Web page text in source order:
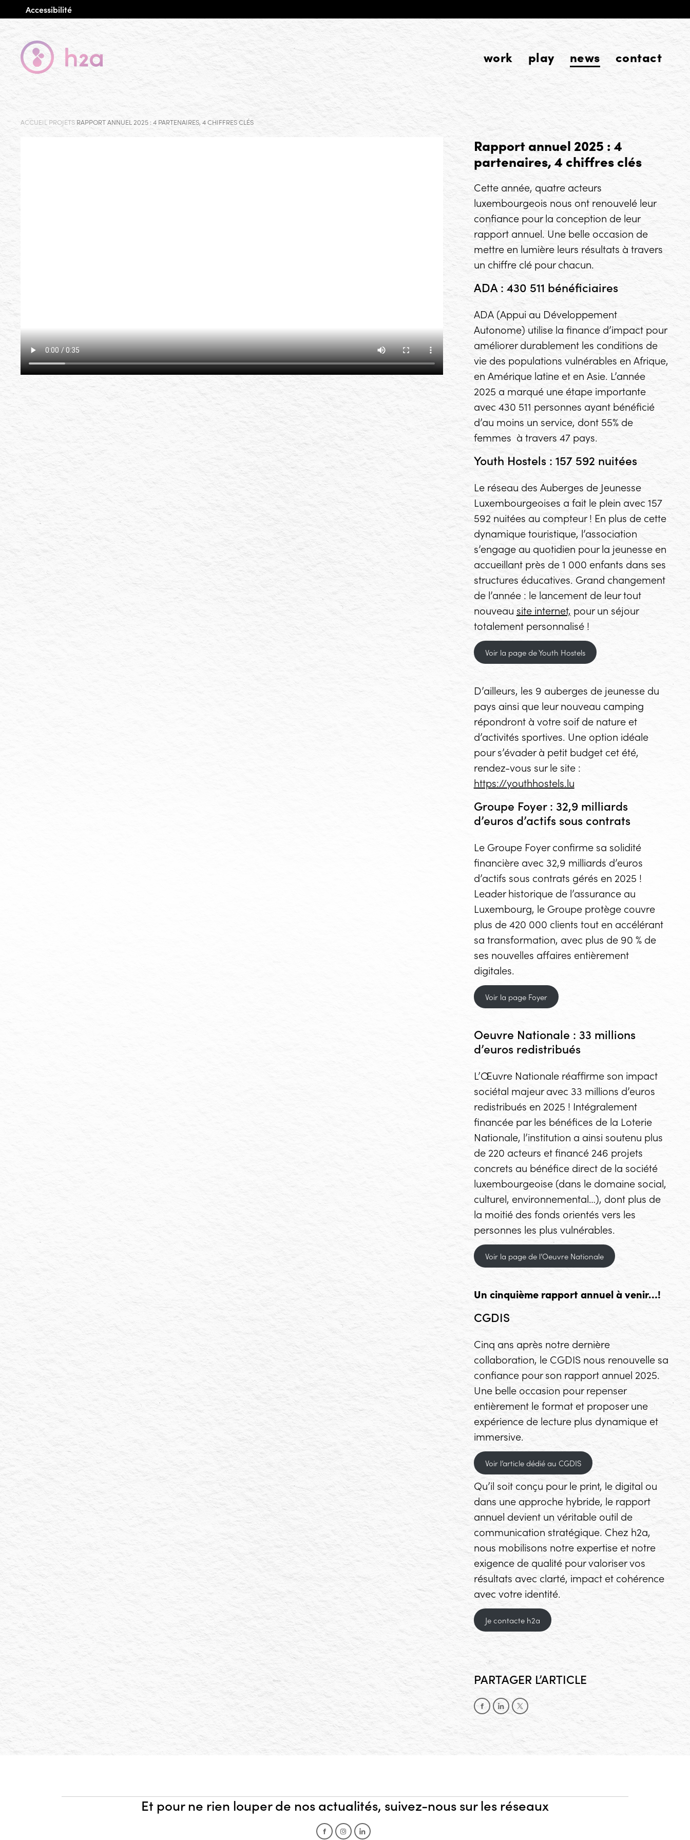
Accessibilité
work play news contact
ACCUEIL PROJETS RAPPORT ANNUEL 2025 : 4 PARTENAIRES, 4 CHIFFRES CLÉS
Rapport annuel 2025 : 4
partenaires, 4 chiffres clés
Cette année, quatre acteurs
luxembourgeois nous ont renouvelé leur
confiance pour la conception de leur
rapport annuel. Une belle occasion de
mettre en lumière leurs résultats à travers
un chiffre clé pour chacun.
ADA : 430 511 bénéficiaires
ADA (Appui au Développement
Autonome) utilise la finance d’impact pour
améliorer durablement les conditions de
vie des populations vulnérables en Afrique,
en Amérique latine et en Asie. L’année
2025 a marqué une étape importante
avec 430 511 personnes ayant bénéficié
d’au moins un service, dont 55% de
femmes à travers 47 pays.
Youth Hostels : 157 592 nuitées
Le réseau des Auberges de Jeunesse
Luxembourgeoises a fait le plein avec 157
592 nuitées au compteur ! En plus de cette
dynamique touristique, l’association
s’engage au quotidien pour la jeunesse en
accueillant près de 1 000 enfants dans ses
structures éducatives. Grand changement
de l’année : le lancement de leur tout
nouveau site internet, pour un séjour
totalement personnalisé !
Voir la page de Youth Hostels
D’ailleurs, les 9 auberges de jeunesse du
pays ainsi que leur nouveau camping
répondront à votre soif de nature et
d’activités sportives. Une option idéale
pour s’évader à petit budget cet été,
rendez-vous sur le site :
https://youthhostels.lu
Groupe Foyer : 32,9 milliards
d’euros d’actifs sous contrats
Le Groupe Foyer confirme sa solidité
financière avec 32,9 milliards d’euros
d’actifs sous contrats gérés en 2025 !
Leader historique de l’assurance au
Luxembourg, le Groupe protège couvre
plus de 420 000 clients tout en accélérant
sa transformation, avec plus de 90 % de
ses nouvelles affaires entièrement
digitales.
Voir la page Foyer
Oeuvre Nationale : 33 millions
d’euros redistribués
L’Œuvre Nationale réaffirme son impact
sociétal majeur avec 33 millions d’euros
redistribués en 2025 ! Intégralement
financée par les bénéfices de la Loterie
Nationale, l’institution a ainsi soutenu plus
de 220 acteurs et financé 246 projets
concrets au bénéfice direct de la société
luxembourgeoise (dans le domaine social,
culturel, environnemental…), dont plus de
la moitié des fonds orientés vers les
personnes les plus vulnérables.
Voir la page de l’Oeuvre Nationale
Un cinquième rapport annuel à venir…!
CGDIS
Cinq ans après notre dernière
collaboration, le CGDIS nous renouvelle sa
confiance pour son rapport annuel 2025.
Une belle occasion pour repenser
entièrement le format et proposer une
expérience de lecture plus dynamique et
immersive.
Voir l’article dédié au CGDIS
Qu’il soit conçu pour le print, le digital ou
dans une approche hybride, le rapport
annuel devient un véritable outil de
communication stratégique. Chez h2a,
nous mobilisons notre expertise et notre
exigence de qualité pour valoriser vos
résultats avec clarté, impact et cohérence
avec votre identité.
Je contacte h2a
PARTAGER L’ARTICLE
Partager sur Facebook
Partager sur LinkedIn
Partager sur X
Et pour ne rien louper de nos actualités, suivez-nous sur les réseaux